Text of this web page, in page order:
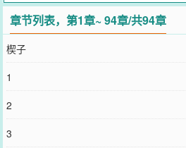
章节列表，第1章~ 94章/共94章
楔子
1
2
3